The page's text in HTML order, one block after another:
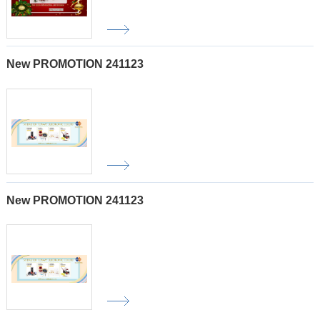
New PROMOTION 241123
New PROMOTION 241123